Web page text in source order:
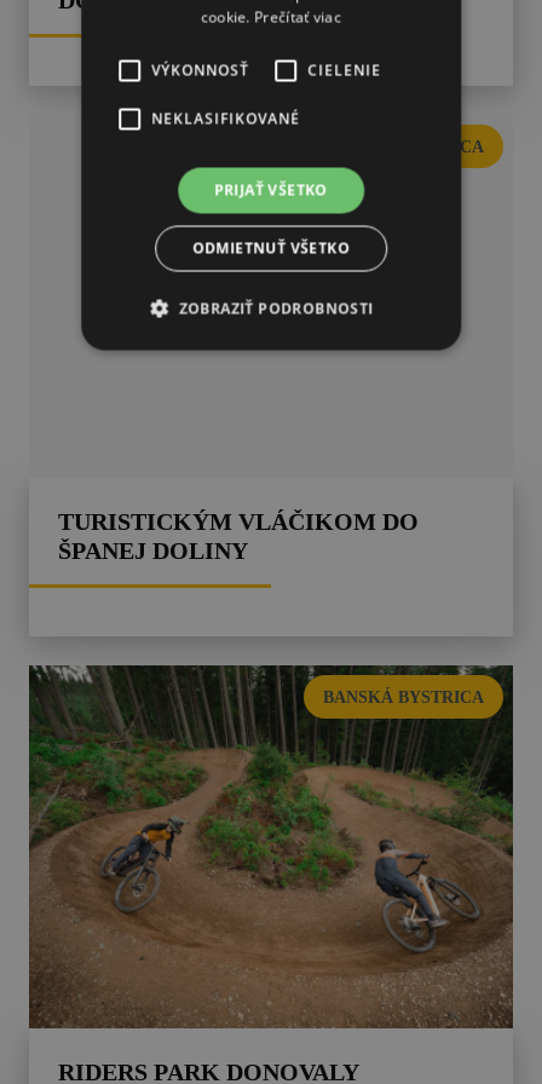
BANSKÁ BYSTRICA
TURISTICKÝM VLÁČIKOM DO
ŠPANEJ DOLINY
BANSKÁ BYSTRICA
RIDERS PARK DONOVALY
cookie. Prečítať viac
VÝKONNOSŤ CIELENIE
NEKLASIFIKOVANÉ
PRIJAŤ VŠETKO
ODMIETNUŤ VŠETKO
ZOBRAZIŤ PODROBNOSTI